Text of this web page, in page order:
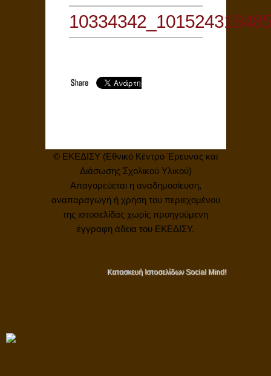
© ΕΚΕΔΙΣΥ (Εθνικό Κέντρο Έρευνας και
Διάσωσης Σχολικού Υλικού)
Απαγορεύεται η αναδημοσίευση,
αναπαραγωγή ή χρήση του περιεχομένου
της ιστοσελίδας χωρίς προηγούμενη
έγγραφη άδεια του ΕΚΕΔΙΣΥ.
Κατασκευή ΙστοσελίδωνSocial Mind!